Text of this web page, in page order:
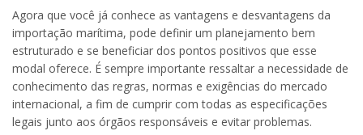
Agora que você já conhece as vantagens e desvantagens da
importação marítima, pode definir um planejamento bem
estruturado e se beneficiar dos pontos positivos que esse
modal oferece. É sempre importante ressaltar a necessidade de
conhecimento das regras, normas e exigências do mercado
internacional, a fim de cumprir com todas as especificações
legais junto aos órgãos responsáveis e evitar problemas.